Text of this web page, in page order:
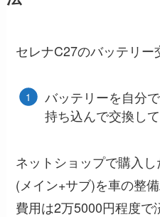
セレナC27のバッテリー
バッテリーを自分
持ち込んで交換し
ネットショップで購入
(メイン+サブ)を車の整
費用は2万5000円程度